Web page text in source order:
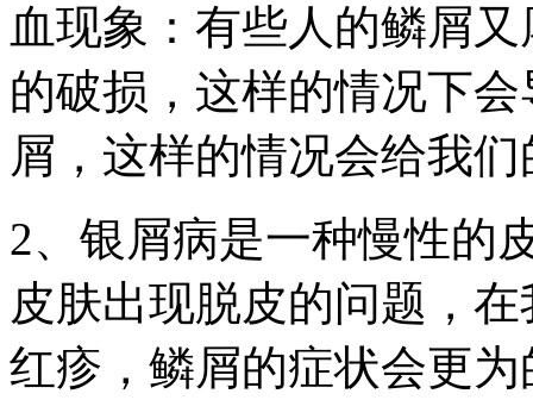
血现象：有些人的鳞屑
的破损，这样的情况下
屑，这样的情况会给我
2、银屑病是一种慢性的
皮肤出现脱皮的问题，
红疹，鳞屑的症状会更